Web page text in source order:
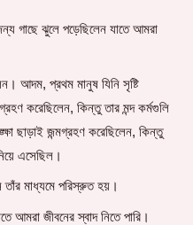
গাছে ঝুলে পড়েছিলেন যাতে আমরা
আদম, প্রথম মানুষ যিনি সৃষ্টি
করেছিলেন, কিন্তু তার মন্দ কর্মগুলি
ছাড়াই জন্মগ্রহণ করেছিলেন, কিন্তু
এসেছিল।
মাধ্যমে পরিস্রুত হয়।
আমরা জীবনের স্বাদ নিতে পারি।